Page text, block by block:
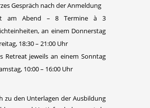
Gespräch nach der Anmeldung
am Abend – 8 Termine à 3
an einem Donnerstag
18:30 – 21:00 Uhr
Retreat jeweils an einem Sonntag
10:00 – 16:00 Uhr
zu den Unterlagen der Ausbildung